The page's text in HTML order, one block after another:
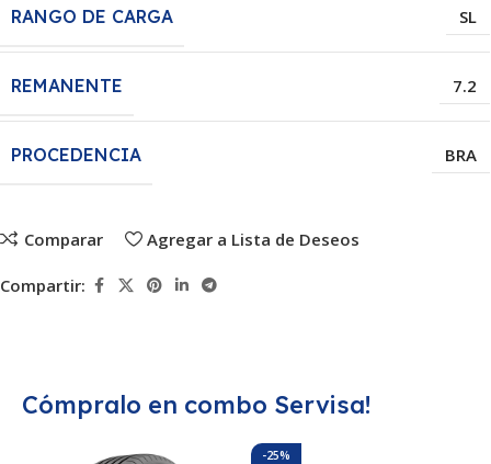
RANGO DE CARGA SL
REMANENTE 7.2
PROCEDENCIA BRA
Comparar Agregar a Lista de Deseos
Compartir:
Cómpralo en combo Servisa!
-25%